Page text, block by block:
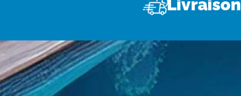
Livraison